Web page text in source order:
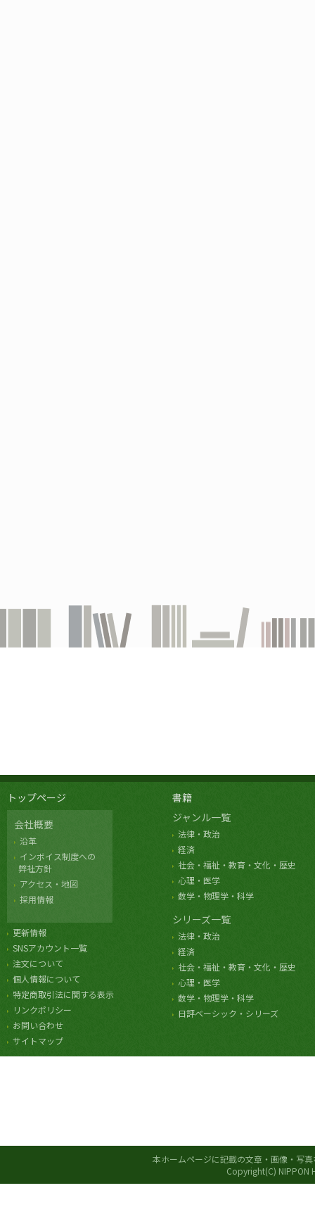
トップページ
会社概要
沿革
インボイス制度への
弊社方針
アクセス・地図
採用情報
更新情報
SNSアカウント一覧
注文について
個人情報について
特定商取引法に関する表示
リンクポリシー
お問い合わせ
サイトマップ
書籍
ジャンル一覧
法律・政治
経済
社会・福祉・教育・文化・歴史
心理・医学
数学・物理学・科学
シリーズ一覧
法律・政治
経済
社会・福祉・教育・文化・歴史
心理・医学
数学・物理学・科学
日評ベーシック・シリーズ
本ホームページに記載の文章・画像・写
Copyright(C) NIPPON